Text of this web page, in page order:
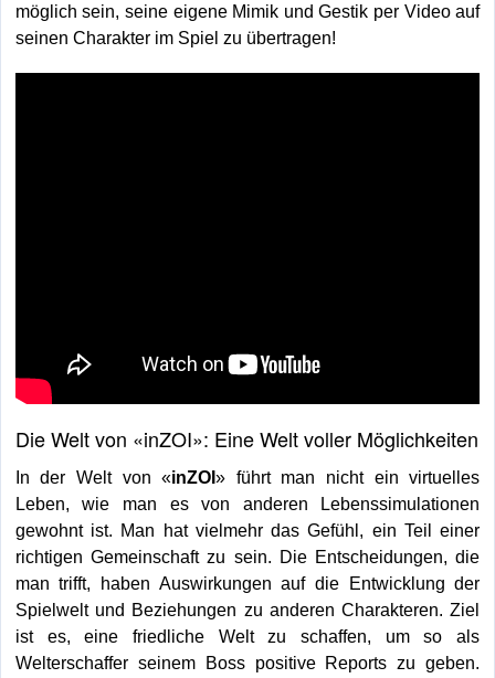
möglich sein, seine eigene Mimik und Gestik per Video auf
seinen Charakter im Spiel zu übertragen!
Die Welt von «inZOI»: Eine Welt voller Möglichkeiten
In der Welt von «inZOI» führt man nicht ein virtuelles
Leben, wie man es von anderen Lebenssimulationen
gewohnt ist. Man hat vielmehr das Gefühl, ein Teil einer
richtigen Gemeinschaft zu sein. Die Entscheidungen, die
man trifft, haben Auswirkungen auf die Entwicklung der
Spielwelt und Beziehungen zu anderen Charakteren. Ziel
ist es, eine friedliche Welt zu schaffen, um so als
Welterschaffer seinem Boss positive Reports zu geben.